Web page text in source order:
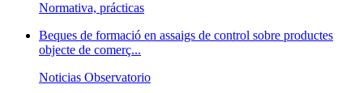
Normativa, prácticas
Beques de formació en assaigs de control sobre productes
objecte de comerç...
Noticias Observatorio